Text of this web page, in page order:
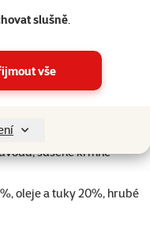
slušně.
vše
doplňkové krmivo pro
sušené krmné
oleje a tuky 20%, hrubé